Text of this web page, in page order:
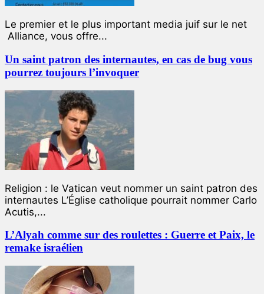
Le premier et le plus important media juif sur le net
Alliance, vous offre...
Un saint patron des internautes, en cas de bug vous
pourrez toujours l’invoquer
Religion : le Vatican veut nommer un saint patron des
internautes L’Église catholique pourrait nommer Carlo
Acutis,...
L’Alyah comme sur des roulettes : Guerre et Paix, le
remake israélien